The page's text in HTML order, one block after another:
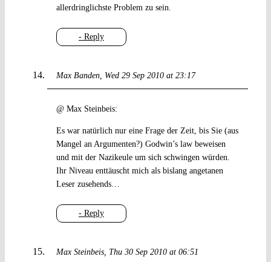
- Reply
allerdringlichste Problem zu sein.
Max Banden Wed 29 Sep 2010 at 23:17
- Reply
@ Max Steinbeis:
Es war natürlich nur eine Frage der Zeit, bis Sie (aus
Mangel an Argumenten?) Godwin’s law beweisen
und mit der Nazikeule um sich schwingen würden.
Ihr Niveau enttäuscht mich als bislang angetanen
Leser zusehends…
Max Steinbeis Thu 30 Sep 2010 at 06:51